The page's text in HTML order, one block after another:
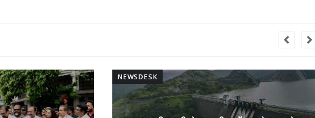
NEWSDESK